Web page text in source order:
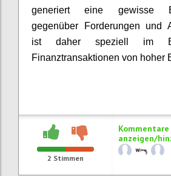
generiert eine gewisse
gegenüber Forderungen und
ist daher speziell im
Finanztransaktionen von hoher
2 Stimmen
Kommentare
anzeigen/